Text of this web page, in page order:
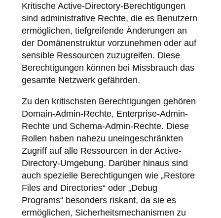
Kritische Active-Directory-Berechtigungen
sind administrative Rechte, die es Benutzern
ermöglichen, tiefgreifende Änderungen an
der Domänenstruktur vorzunehmen oder auf
sensible Ressourcen zuzugreifen. Diese
Berechtigungen können bei Missbrauch das
gesamte Netzwerk gefährden.
Zu den kritischsten Berechtigungen gehören
Domain-Admin-Rechte, Enterprise-Admin-
Rechte und Schema-Admin-Rechte. Diese
Rollen haben nahezu uneingeschränkten
Zugriff auf alle Ressourcen in der Active-
Directory-Umgebung. Darüber hinaus sind
auch spezielle Berechtigungen wie „Restore
Files and Directories“ oder „Debug
Programs“ besonders riskant, da sie es
ermöglichen, Sicherheitsmechanismen zu